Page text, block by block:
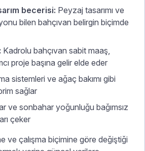
becerisi: Peyzaj tasarımı ve
bilen bahçıvan belirgin biçimde
Kadrolu bahçıvan sabit maaş,
proje başına gelir elde eder
sistemleri ve ağaç bakımı gibi
sağlar
ve sonbahar yoğunluğu bağımsız
çeker
ve çalışma biçimine göre değiştiği